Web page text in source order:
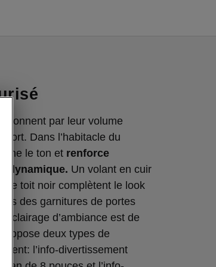
par leur volume
Dans l’habitacle du
le ton et renforce
dynamique. Un volant en cuir
de toit noir complètent le look
des garnitures de portes
d’ambiance est de
deux types de
l’info-divertissement